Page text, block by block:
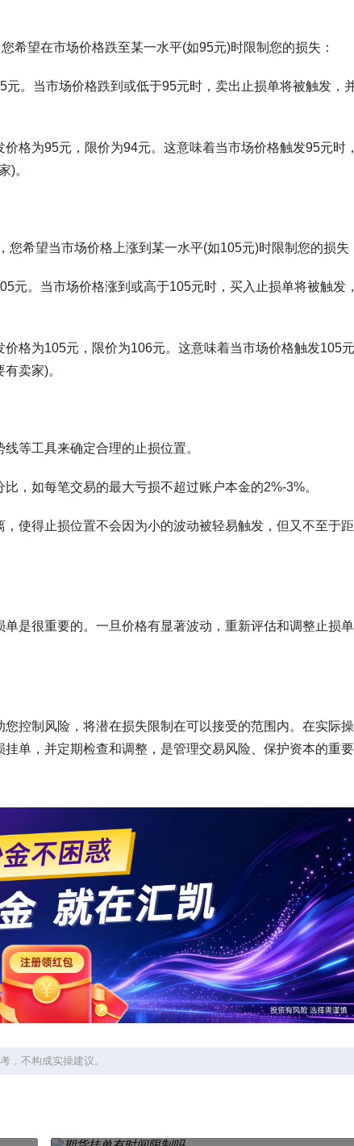
希望在市场价格跌至某一水平(如95元)时限制您的损失：
。当市场价格跌到或低于95元时，卖出止损单将被触发，
格为95元，限价为94元。这意味着当市场价格触发95元时，
)。
希望当市场价格上涨到某一水平(如105元)时限制您的损失
元。当市场价格涨到或高于105元时，买入止损单将被触发，
格为105元，限价为106元。这意味着当市场价格触发105元
卖家)。
等工具来确定合理的止损位置。
，如每笔交易的最大亏损不超过账户本金的2%-3%。
使得止损位置不会因为小的波动被轻易触发，但又不至于
是很重要的。一旦价格有显著波动，重新评估和调整止损
控制风险，将潜在损失限制在可以接受的范围内。在实际
单，并定期检查和调整，是管理交易风险、保护资本的重
，不构成实操建议。